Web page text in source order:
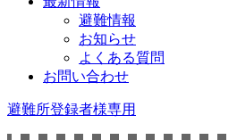
避難情報
お知らせ
よくある質問
お問い合わせ
避難所登録者様専用